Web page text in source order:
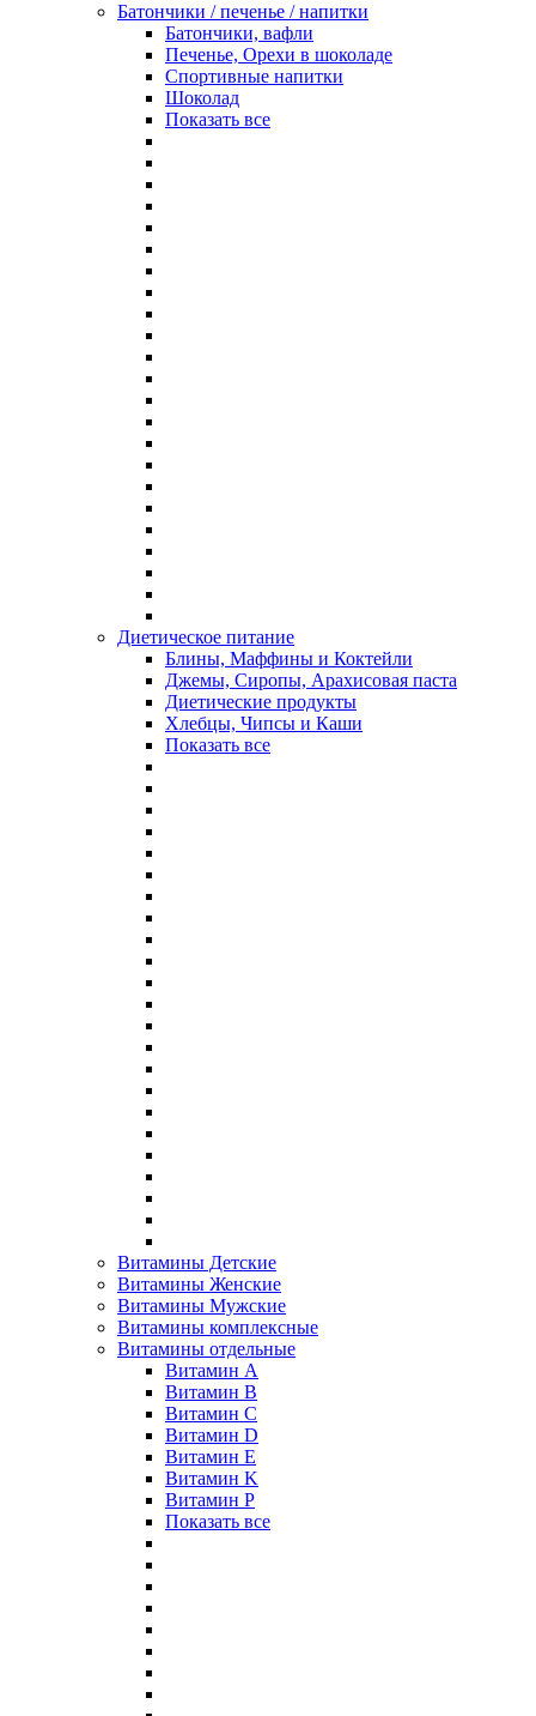
Батончики / печенье / напитки
Батончики, вафли
Печенье, Орехи в шоколаде
Спортивные напитки
Шоколад
Показать все
Диетическое питание
Блины, Маффины и Коктейли
Джемы, Сиропы, Арахисовая паста
Диетические продукты
Хлебцы, Чипсы и Каши
Показать все
Витамины Детские
Витамины Женские
Витамины Мужские
Витамины комплексные
Витамины отдельные
Витамин A
Витамин B
Витамин C
Витамин D
Витамин E
Витамин K
Витамин P
Показать все